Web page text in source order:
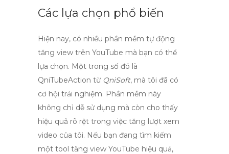
Các lựa chọn phổ biến
Hiện nay, có nhiều phần mềm tự động
tăng view trên YouTube mà bạn có thể
lựa chọn. Một trong số đó là
QniTubeAction từ QniSoft, mà tôi đã có
cơ hội trải nghiệm. Phần mềm này
không chỉ dễ sử dụng mà còn cho thấy
hiệu quả rõ rệt trong việc tăng lượt xem
video của tôi. Nếu bạn đang tìm kiếm
một tool tăng view YouTube hiệu quả,